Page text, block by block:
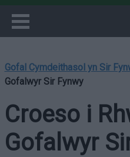
Gofal Cymdeithasol yn Sir
Gofalwyr Sir Fynwy
Croeso i
Gofalwyr